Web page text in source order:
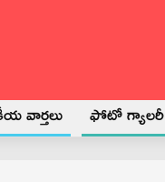
వార్తలు ఫోటో గ్యాలరీ